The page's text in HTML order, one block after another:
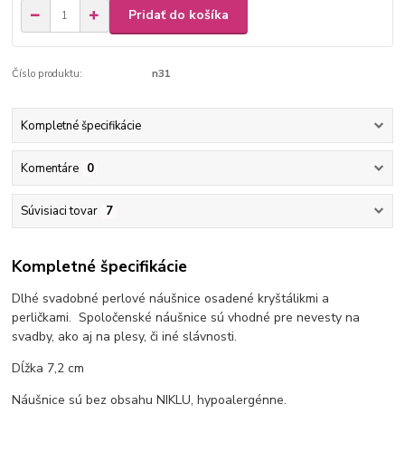
Pridať do košíka
Číslo produktu: n31
Kompletné špecifikácie
Komentáre 0
Súvisiaci tovar 7
Kompletné špecifikácie
Dlhé svadobné perlové náušnice osadené kryštálikmi a
perličkami. Spoločenské náušnice sú vhodné pre nevesty na
svadby, ako aj na plesy, či iné slávnosti.
Dĺžka 7,2 cm
Náušnice sú bez obsahu NIKLU, hypoalergénne.